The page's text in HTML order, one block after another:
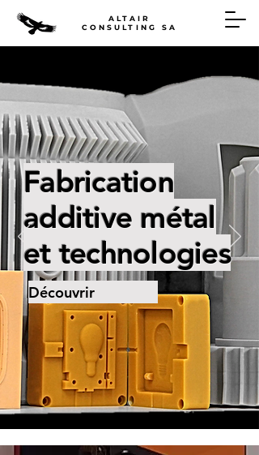
ALTAIR
CONSULTING SA
Fabrication
additive métal
et technologies
Découvrir